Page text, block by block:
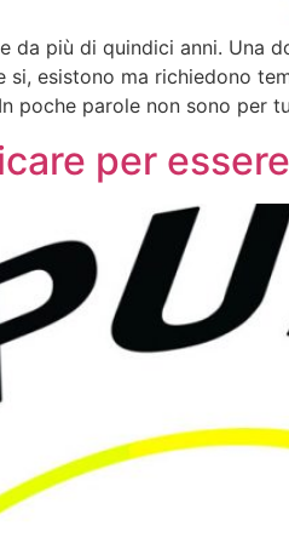
più di quindici anni. Una
esistono ma richiedono
poche parole non sono per
per